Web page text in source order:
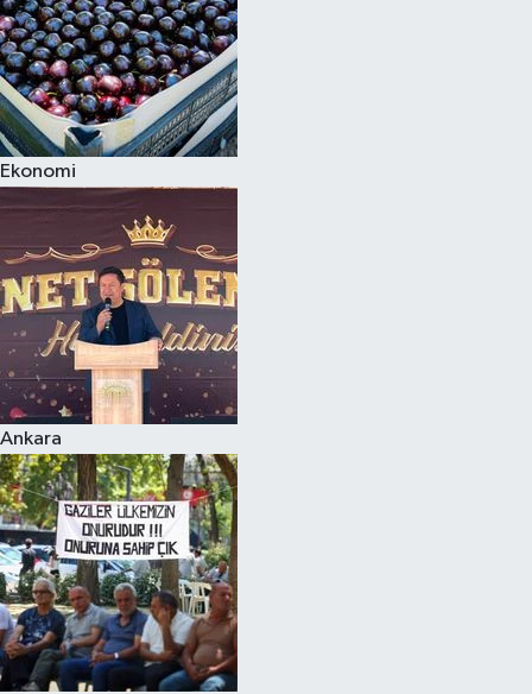
Ekonomi
Ankara